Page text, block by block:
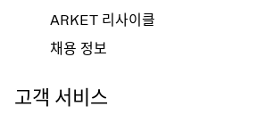
ARKET 리사이클
채용 정보
고객 서비스